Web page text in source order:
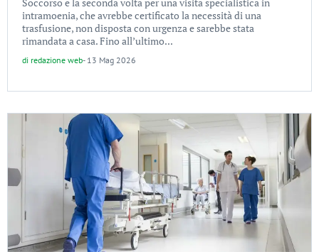
intramoenia, che avrebbe certificato la necessità di una
trasfusione, non disposta con urgenza e sarebbe stata
rimandata a casa. Fino all’ultimo...
di redazione web- 13 Mag 2026